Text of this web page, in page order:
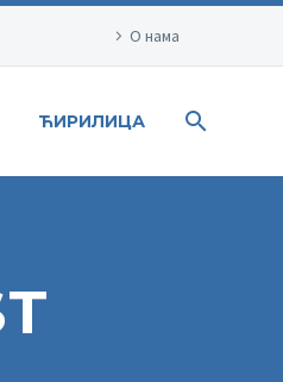
О нама
ЋИРИЛИЦА